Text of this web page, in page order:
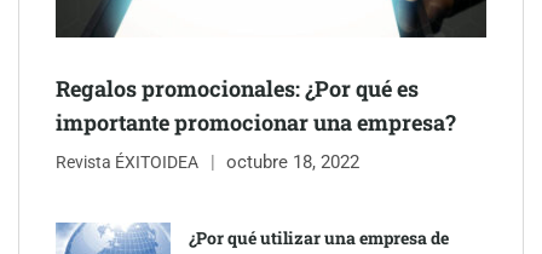
inmobiliarios: hasta 82% de ahorro por cobro
Regalos promocionales: ¿Por qué es
importante promocionar una empresa?
Revista ÉXITOIDEA octubre 18, 2022
¿Por qué utilizar una empresa de